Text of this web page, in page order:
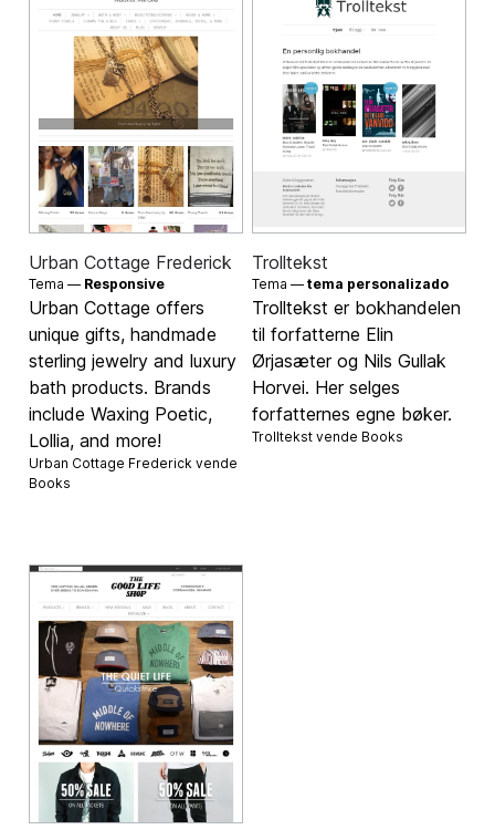
Urban Cottage Frederick
Tema — Responsive
Urban Cottage offers
unique gifts, handmade
sterling jewelry and luxury
bath products. Brands
include Waxing Poetic,
Lollia, and more!
Urban Cottage Frederick vende
Books
Trolltekst
Tema — tema personalizado
Trolltekst er bokhandelen
til forfatterne Elin
Ørjasæter og Nils Gullak
Horvei. Her selges
forfatternes egne bøker.
Trolltekst vende Books